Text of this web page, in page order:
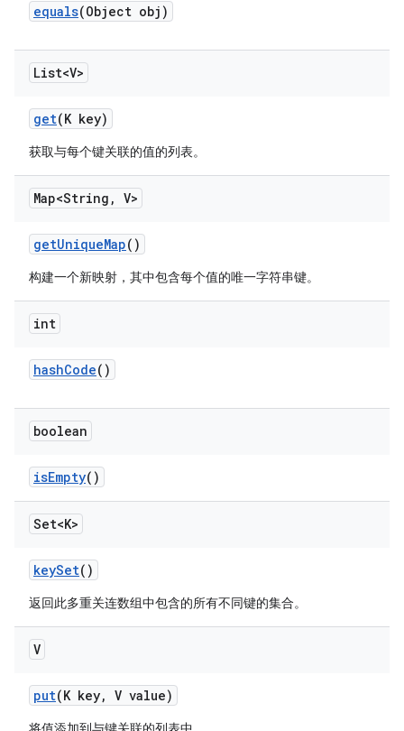
equals(Object obj)
List<V>
get(K key)
获取与每个键关联的值的列表。
Map<String , V>
getUniqueMap()
构建一个新映射，其中包含每个值的唯一字符串键。
int
hashCode()
boolean
isEmpty()
Set<K>
keySet()
返回此多重关连数组中包含的所有不同键的集合。
V
put(K key, V value)